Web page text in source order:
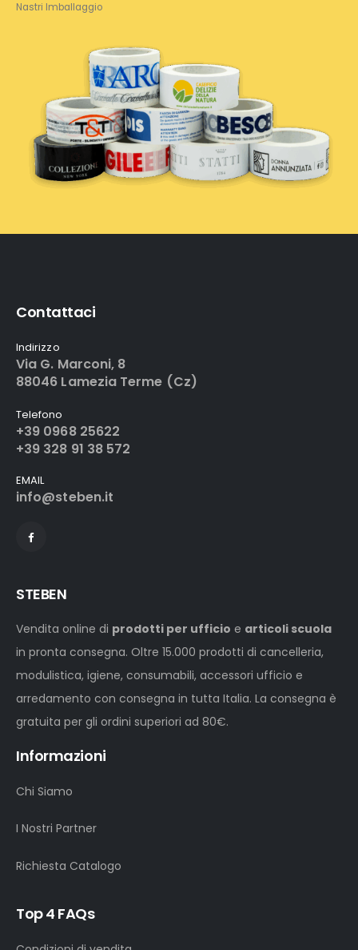
Nastri Imballaggio
Contattaci
Indirizzo
Via G. Marconi, 8
88046 Lamezia Terme (Cz)
Telefono
+39 0968 25622
+39 328 91 38 572
EMAIL
info@steben.it
STEBEN
Vendita online di prodotti per ufficio e articoli scuola
in pronta consegna. Oltre 15.000 prodotti di cancelleria,
modulistica, igiene, consumabili, accessori ufficio e
arredamento con consegna in tutta Italia. La consegna è
gratuita per gli ordini superiori ad 80€.
Informazioni
Chi Siamo
I Nostri Partner
Richiesta Catalogo
Top 4 FAQs